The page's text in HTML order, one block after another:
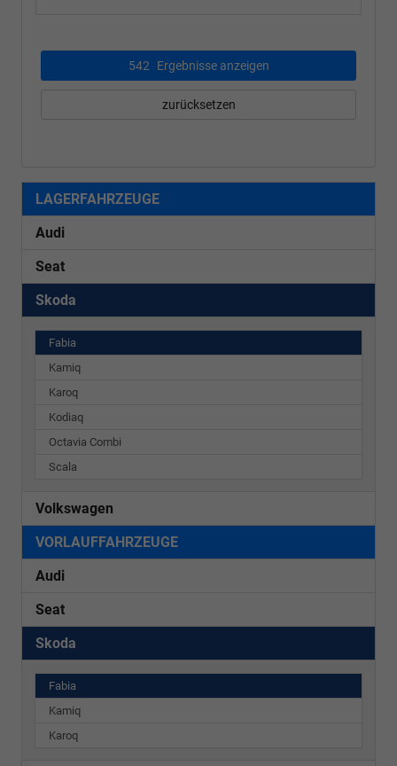
542 Ergebnisse anzeigen
zurücksetzen
LAGERFAHRZEUGE
Audi
Seat
Skoda
Fabia
Kamiq
Karoq
Kodiaq
Octavia Combi
Scala
Volkswagen
VORLAUFFAHRZEUGE
Audi
Seat
Skoda
Fabia
Kamiq
Karoq